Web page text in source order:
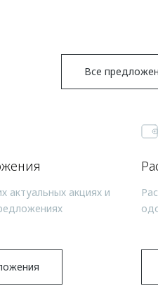
Все
актуальных акциях и